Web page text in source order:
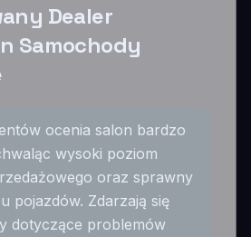
Dealer
Samochody
ocenia salon bardzo
wysoki poziom
oraz sprawny
pojazdów. Zdarzają się
dotyczące problemów